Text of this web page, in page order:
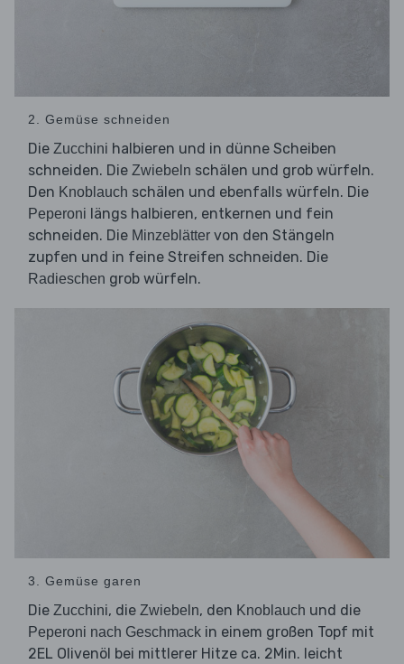
2. Gemüse schneiden
Die Zucchini halbieren und in dünne Scheiben
schneiden. Die Zwiebeln schälen und grob würfeln.
Den Knoblauch schälen und ebenfalls würfeln. Die
Peperoni längs halbieren, entkernen und fein
schneiden. Die Minzeblätter von den Stängeln
zupfen und in feine Streifen schneiden. Die
Radieschen grob würfeln.
3. Gemüse garen
Die Zucchini, die Zwiebeln, den Knoblauch und die
Peperoni nach Geschmack in einem großen Topf mit
2EL Olivenöl bei mittlerer Hitze ca. 2Min. leicht